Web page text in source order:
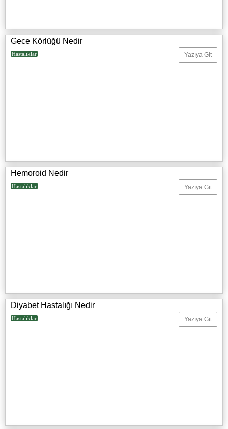
Gece Körlüğü Nedir
Hastalıklar Yazıya Git
Hemoroid Nedir
Hastalıklar Yazıya Git
Diyabet Hastalığı Nedir
Hastalıklar Yazıya Git